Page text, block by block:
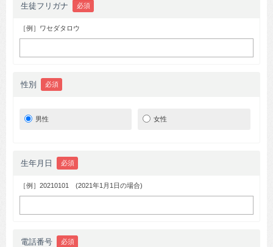
生徒フリガナ 必須
［例］ワセダタロウ
性別 必須
男性 女性
生年月日 必須
［例］20210101 (2021年1月1日の場合)
電話番号 必須